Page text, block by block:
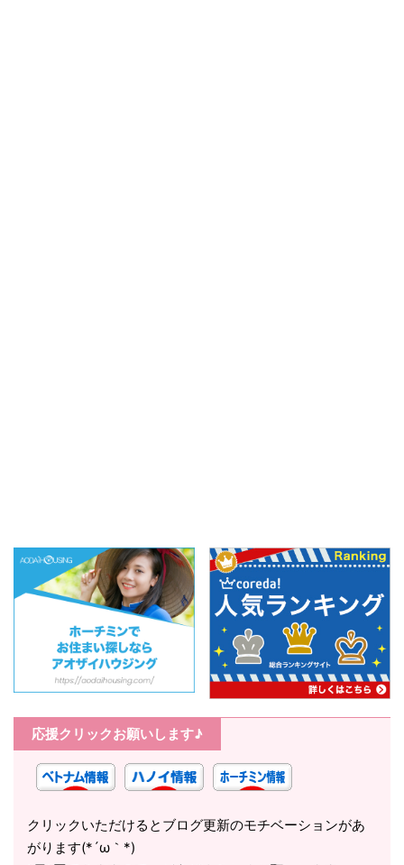
応援クリックお願いします♪
クリックいただけるとブログ更新のモチベーションがあ
がります(*´ω｀*)